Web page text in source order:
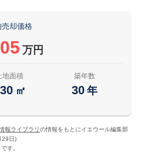
売却価格
万円
地面積
㎡
築年数
30 年
報ライブラリの情報をもとにイエウール編集部
29日)
す。